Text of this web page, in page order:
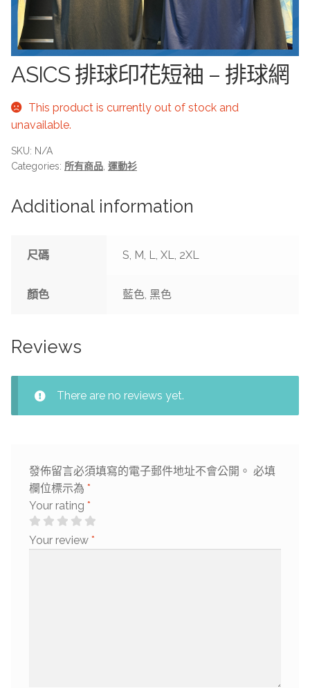
ASICS 排球印花短袖 – 排球網
This product is currently out of stock and
unavailable.
SKU: N/A
Categories: 所有商品 運動衫
Additional information
尺碼 S, M, L, XL, 2XL
顏色 藍色, 黑色
Reviews
There are no reviews yet.
發佈留言必須填寫的電子郵件地址不會公開。 必填
欄位標示為 *
Your rating *
Your review *